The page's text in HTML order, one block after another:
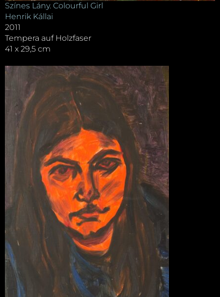
Színes Lány. Colourful Girl
Henrik Kállai
2011
Tempera auf Holzfaser
41 x 29,5 cm